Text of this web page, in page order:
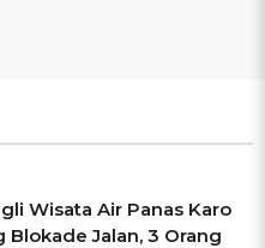
Wisata Air Panas Karo
Blokade Jalan, 3 Orang